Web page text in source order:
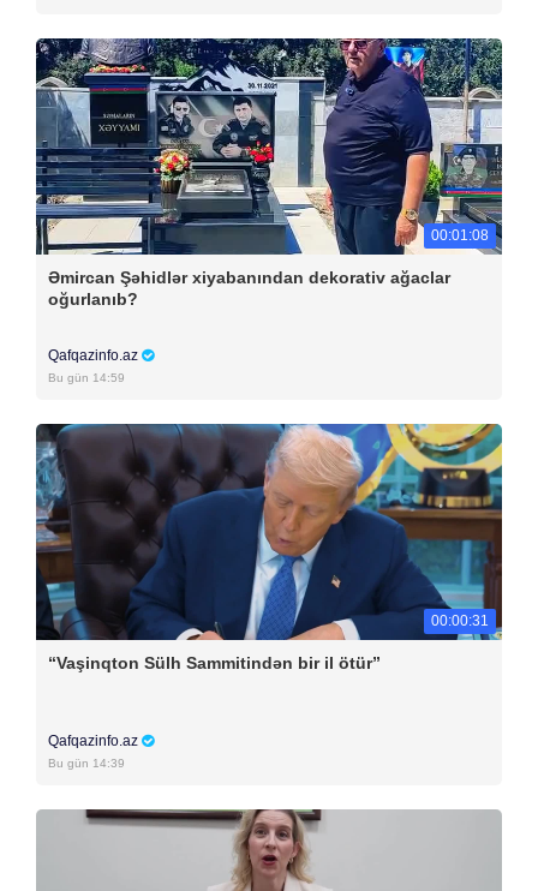
00:01:08
Əmircan Şəhidlər xiyabanından dekorativ ağaclar
oğurlanıb?
Qafqazinfo.az
Bu gün 14:59
00:00:31
“Vaşinqton Sülh Sammitindən bir il ötür”
Qafqazinfo.az
Bu gün 14:39